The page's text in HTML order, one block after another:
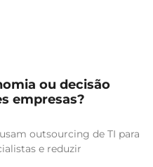
ou decisão
empresas?
outsourcing de TI para
e reduzir